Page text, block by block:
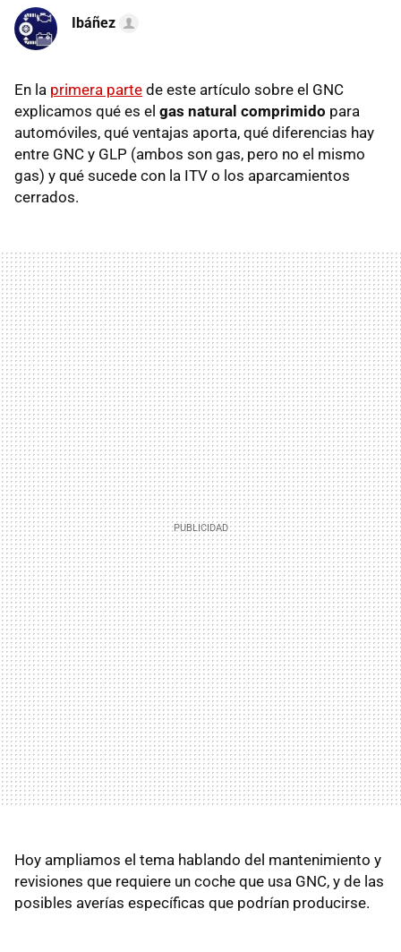
Ibáñez
En la primera parte de este artículo sobre el GNC
explicamos qué es el gas natural comprimido para
automóviles, qué ventajas aporta, qué diferencias hay
entre GNC y GLP (ambos son gas, pero no el mismo
gas) y qué sucede con la ITV o los aparcamientos
cerrados.
Hoy ampliamos el tema hablando del mantenimiento y
revisiones que requiere un coche que usa GNC, y de las
posibles averías específicas que podrían producirse.